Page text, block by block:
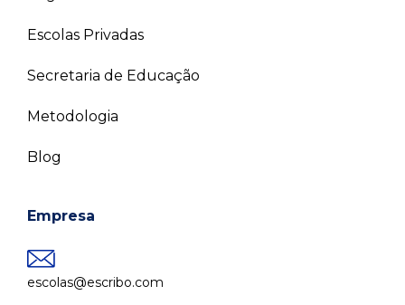
Escolas Privadas
Secretaria de Educação
Metodologia
Blog
Empresa
escolas@escribo.com